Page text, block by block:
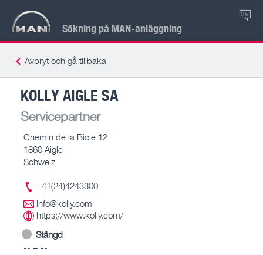
Sökning på MAN-anläggning
SV
Avbryt och gå tillbaka
KOLLY AIGLE SA
Servicepartner
Chemin de la Biole 12
1860 Aigle
Schweiz
+41(24)4243300
info@kolly.com
https://www.kolly.com/
Stängd
-- – --